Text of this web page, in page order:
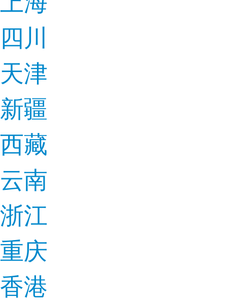
四川
天津
新疆
西藏
云南
浙江
重庆
香港